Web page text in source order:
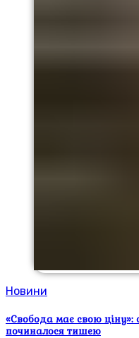
Новини
«Свобода має свою ціну»:
починалося тишею